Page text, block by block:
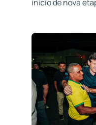
início de nova